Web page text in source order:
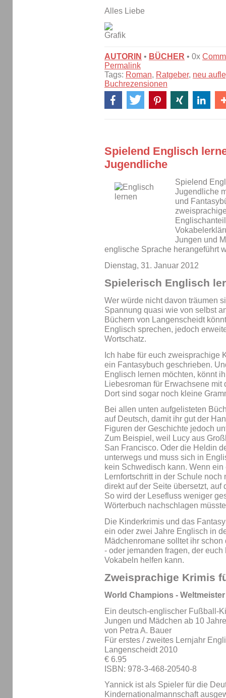
Alles Liebe
AUTORIN • BÜCHER • 0x
Permalink
Tags: Roman, Ratgeber, neu
Buchrezensionen
Spielend Englisch
Jugendliche
Spielend
Jugendliche
und
Jungen und
englische Sprache herangeführt
Dienstag, 31. Januar 2012
Spielerisch Englisch
Wer würde nicht davon träumen
Spannung quasi wie von selbst
Büchern von Langenscheidt
Englisch sprechen, jedoch
Wortschatz.
Ich habe für euch zweisprachige
ein Fantasybuch geschrieben.
Englisch lernen möchten, könnt
Liebesroman für Erwachsene
Dort sind sogar noch kleine
Bei allen unten aufgelisteten
auf Deutsch, damit ihr gut der
Figuren der Geschichte jedoch
Zum Beispiel, weil Lucy aus
San Francisco. Oder die Heldin
unterwegs und muss sich in
kein Schwedisch kann. Wenn
Lernfortschritt in der Schule
direkt auf der Seite übersetzt, auf
So wird der Lesefluss weniger
Wörterbuch nachschlagen
Die Kinderkrimis und das
ein oder zwei Jahre Englisch in
Mädchenromane solltet ihr
- oder jemanden fragen, der
Vokabeln helfen kann.
Zweisprachige Krimis
World Champions - Weltmeister
Ein deutsch-englischer Fußball-
Jungen und Mädchen ab 10
von Petra A. Bauer
Für erstes / zweites Lernjahr
Langenscheidt 2010
€ 6.95
ISBN: 978-3-468-20540-8
Yannick ist als Spieler für die
Kindernationalmannschaft